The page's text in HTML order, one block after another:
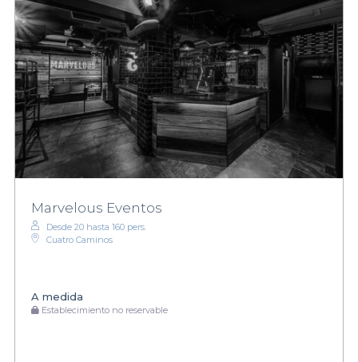
Marvelous Eventos
Desde 20 hasta 160 pers.
Cuatro Caminos
A medida
Establecimiento no reservable